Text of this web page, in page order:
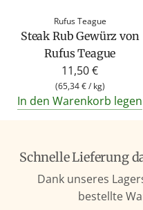
Rufus Teague
Steak Rub Gewürz von
Rufus Teague
11,50 €
(65,34 €/ kg)
In den Warenkorb legen
Schnelle Lieferung
Dank unseres
bestellte